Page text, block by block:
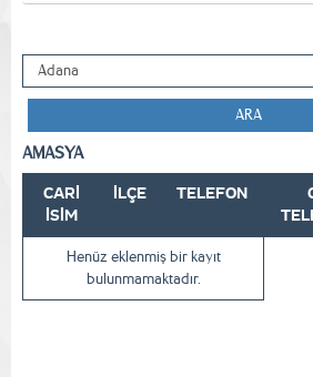
ARA
AMASYA
CARİ
İSİM
İLÇE TELEFON
Henüz eklenmiş bir kayıt
bulunmamaktadır.